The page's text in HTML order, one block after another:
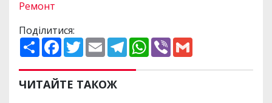
Ремонт
Поділитися:
П
о
и
р
и
F
a
e
b
o
T
w
t
t
e
E
m
i
l
T
e
e
W
h
V
ЧИТАЙТЕ ТАКОЖ